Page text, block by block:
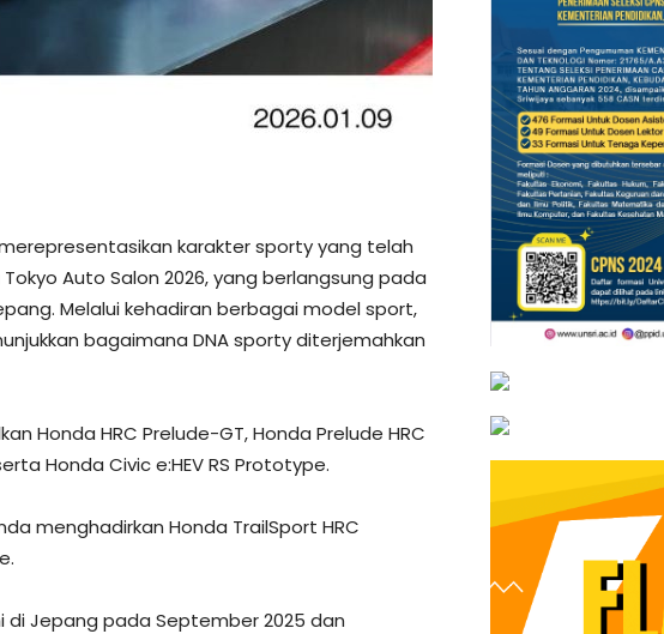
karakter sporty yang telah
Auto Salon 2026, yang berlangsung pada
Melalui kehadiran berbagai model sport,
bagaimana DNA sporty diterjemahkan
Honda HRC Prelude-GT, Honda Prelude HRC
Honda Civic e:HEV RS Prototype.
menghadirkan Honda TrailSport HRC
di Jepang pada September 2025 dan